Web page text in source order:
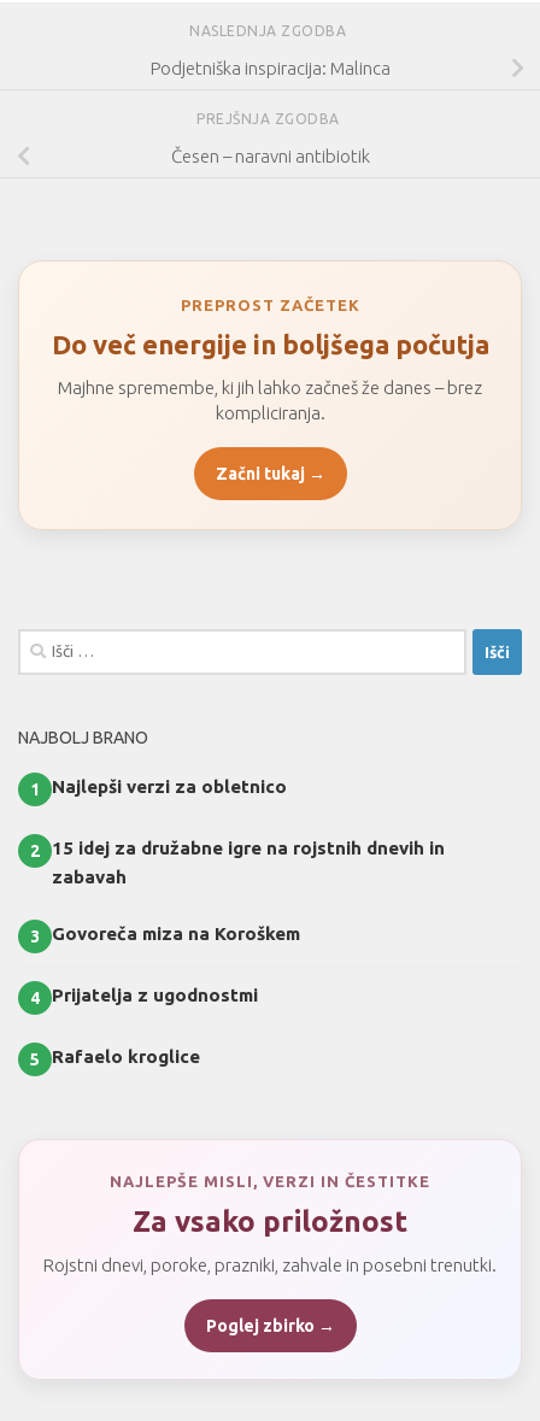
NASLEDNJA ZGODBA
Podjetniška inspiracija: Malinca
PREJŠNJA ZGODBA
Česen – naravni antibiotik
PREPROST ZAČETEK
Do več energije in boljšega počutja
Majhne spremembe, ki jih lahko začneš že danes – brez
kompliciranja.
Začni tukaj →
Išči:
NAJBOLJ BRANO
1 Najlepši verzi za obletnico
2
15 idej za družabne igre na rojstnih dnevih in
zabavah
3 Govoreča miza na Koroškem
4 Prijatelja z ugodnostmi
5 Rafaelo kroglice
NAJLEPŠE MISLI, VERZI IN ČESTITKE
Za vsako priložnost
Rojstni dnevi, poroke, prazniki, zahvale in posebni trenutki.
Poglej zbirko →